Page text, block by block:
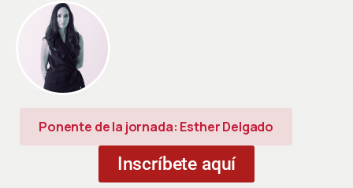
Ponente de la jornada: Esther Delgado
Inscríbete aquí